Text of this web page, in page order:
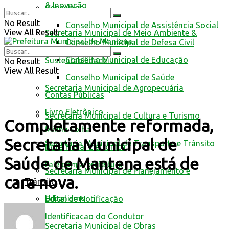
Conselhos
Conselho Municipal de Assistência Social
Conselho Municipal de Defesa Civil
Conselho Municipal de Educação
Conselho Municipal de Saúde
Contas Públicas
Livro Eletrônico
Minha Folha
Nota Fiscal Eletrônica
Fale com a prefeitura
Trânsito
Edital de Notificação
Identificacao do Condutor
& Inovação
Secretaria Municipal de Meio Ambiente &
Sustentabilidade
Secretaria Municipal de Agropecuária
Secretaria Municipal de Cultura e Turismo
Secretaria Municipal de Transporte e Trânsito
Secretaria Municipal de Planejamento e
Urbanismo
Secretaria Municipal de Obras
No Result
View All Result
No Result
View All Result
Completamente reformada,
Secretaria Municipal de
Saúde de Mantena está de
cara nova.